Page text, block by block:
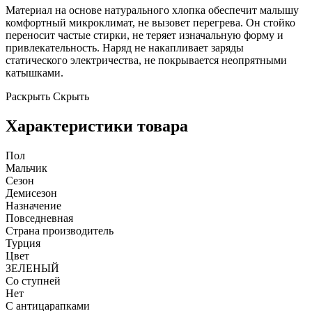
Материал на основе натурального хлопка обеспечит малышу
комфортный микроклимат, не вызовет перегрева. Он стойко
переносит частые стирки, не теряет изначальную форму и
привлекательность. Наряд не накапливает заряды
статического электричества, не покрывается неопрятными
катышками.
Раскрыть Скрыть
Характеристики товара
Пол
Мальчик
Сезон
Демисезон
Назначение
Повседневная
Страна производитель
Турция
Цвет
ЗЕЛЕНЫЙ
Со ступней
Нет
С антицарапками